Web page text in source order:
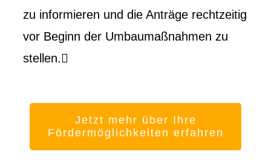
zu informieren und die Anträge rechtzeitig
vor Beginn der Umbaumaßnahmen zu
stellen.
Jetzt mehr über Ihre
Fördermöglichkeiten erfahren